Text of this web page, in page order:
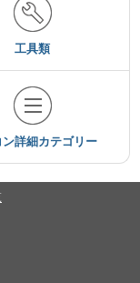
工具類
ン詳細カテゴリー